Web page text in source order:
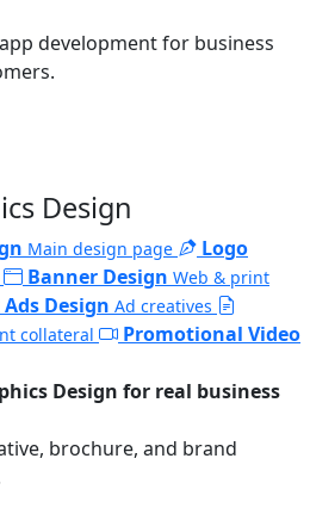
development for business
Design
Main design page
Logo
Banner Design Web & print
Design Ad creatives
collateral
Promotional Video
Design for real business
brochure, and brand